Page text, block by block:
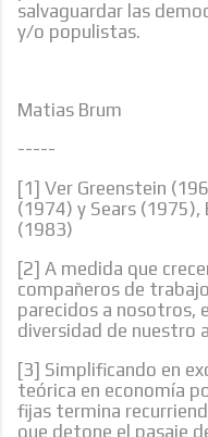
salvaguardar las
y/o populistas.
Matias Brum
-----
[1] Ver Greenstein
(1974) y Sears (1975),
(1983)
[2] A medida que
compañeros de
parecidos a nosotros,
diversidad de nuestro
[3] Simplificando en
teórica en economía
fijas termina
que detone el pasaje